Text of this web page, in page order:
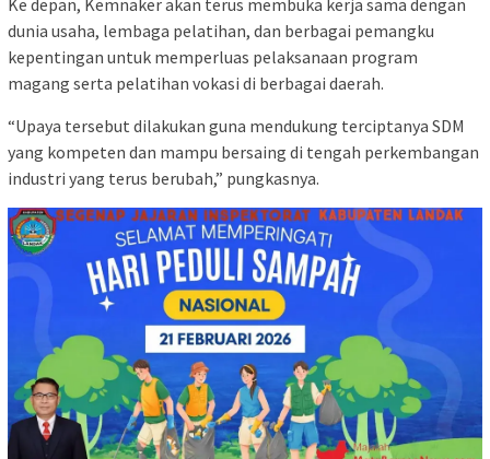
Ke depan, Kemnaker akan terus membuka kerja sama dengan
dunia usaha, lembaga pelatihan, dan berbagai pemangku
kepentingan untuk memperluas pelaksanaan program
magang serta pelatihan vokasi di berbagai daerah.
“Upaya tersebut dilakukan guna mendukung terciptanya SDM
yang kompeten dan mampu bersaing di tengah perkembangan
industri yang terus berubah,” pungkasnya.